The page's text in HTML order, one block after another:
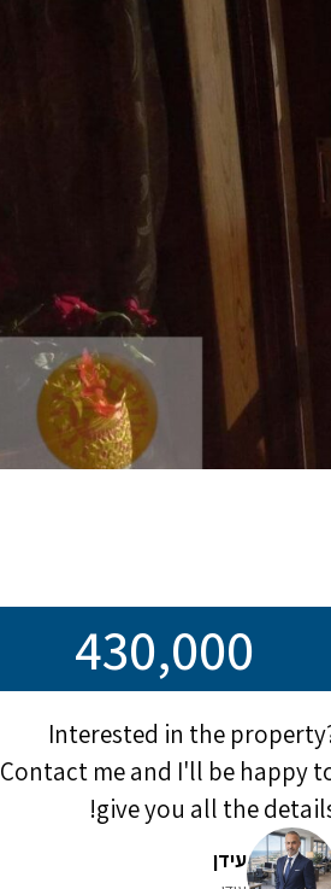
430,000
Interested in the
Contact me and I'll be happy
give you all the
עידן